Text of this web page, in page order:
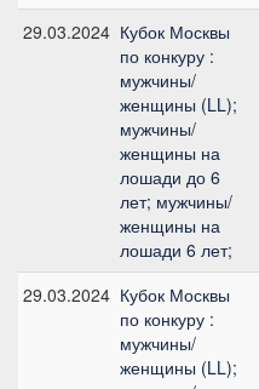
29.03.2024 Кубок Москвы
по конкуру :
мужчины/
женщины (LL);
мужчины/
женщины на
лошади до 6
лет; мужчины/
женщины на
лошади 6 лет;
29.03.2024 Кубок Москвы
по конкуру :
мужчины/
женщины (LL);